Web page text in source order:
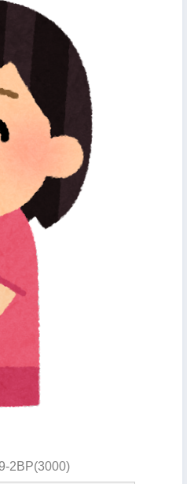
2BP(3000)